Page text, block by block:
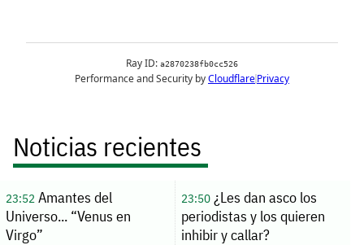
Noticias recientes
23:52Amantes del
Universo... “Venus en
Virgo”
23:50¿Les dan asco los
periodistas y los quieren
inhibir y callar?